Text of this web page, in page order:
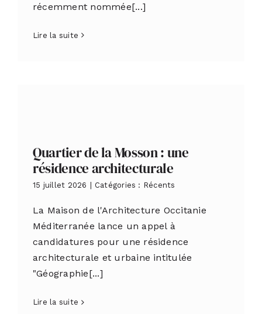
récemment nommée[...]
Lire la suite
Quartier de la Mosson : une
résidence architecturale
15 juillet 2026 Catégories : Récents
La Maison de l'Architecture Occitanie
Méditerranée lance un appel à
candidatures pour une résidence
architecturale et urbaine intitulée
"Géographie[...]
Lire la suite